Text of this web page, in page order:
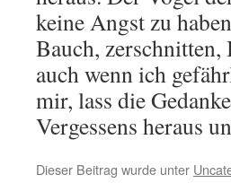
keine Angst zu
Bauch,
auch wenn ich
mir, lass die
Vergessens heraus
Dieser Beitrag wurde unter